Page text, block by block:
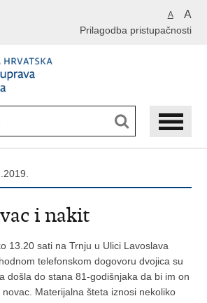
A A
Prilagodba pristupačnosti
i nakit
13.20 sati na Trnju u Ulici Lavoslava
telefonskom dogovoru dvojica su
došla do stana 81-godišnjaka da bi im on
Materijalna šteta iznosi nekoliko